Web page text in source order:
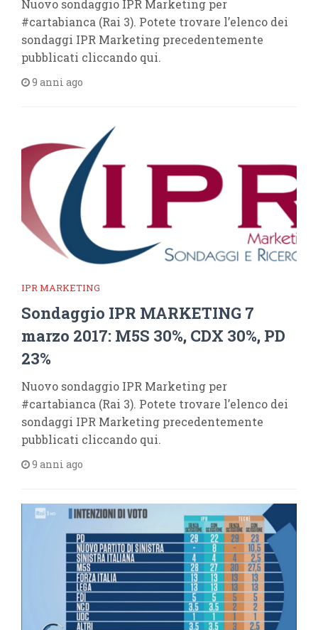
Nuovo sondaggio IPR Marketing per
#cartabianca (Rai 3). Potete trovare l’elenco dei
sondaggi IPR Marketing precedentemente
pubblicati cliccando qui.
9 anni ago
IPR MARKETING
Sondaggio IPR MARKETING 7
marzo 2017: M5S 30%, CDX 30%, PD
23%
Nuovo sondaggio IPR Marketing per
#cartabianca (Rai 3). Potete trovare l’elenco dei
sondaggi IPR Marketing precedentemente
pubblicati cliccando qui.
9 anni ago